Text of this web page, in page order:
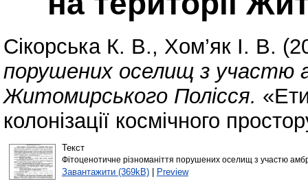
Сікорська К. В., Хом’як І. В.
порушених оселищ з участю
Житомирського Полісся.
колонізації космічного
Текст
Фітоценотичне різноманіття порушених оселищ з участю
Завантажити (369kB)| Preview